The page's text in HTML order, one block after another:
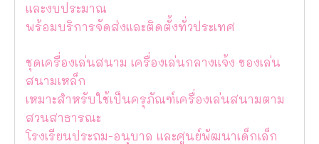
และงบประมาณ
พร้อมบริการจัดส่งและติดตั้งทั่วประเทศ
ชุดเครื่องเล่นสนาม เครื่องเล่นกลางแจ้ง ของเล่น
สนามเหล็ก
เหมาะสำหรับใช้เป็นครุภัณฑ์เครื่องเล่นสนามตาม
สวนสาธารณะ
โรงเรียนประถม-อนุบาล และศูนย์พัฒนาเด็กเล็ก